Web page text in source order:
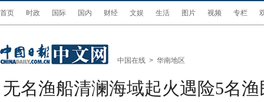
首页 时政 国际 国内 财经 文娱 生活 图片 视频 专栏
中国在线 > 华南地区
无名渔船清澜海域起火遇险5名